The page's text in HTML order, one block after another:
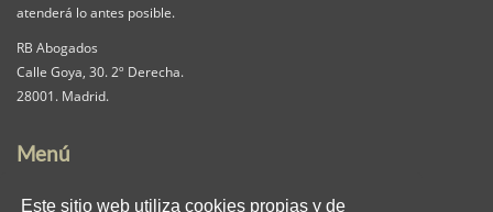
Este sitio web utiliza cookies propias y de
atenderá lo antes posible.
RB Abogados
Calle Goya, 30. 2º Derecha.
28001. Madrid.
Menú
Nuestra Firma Servicios Pack iguala